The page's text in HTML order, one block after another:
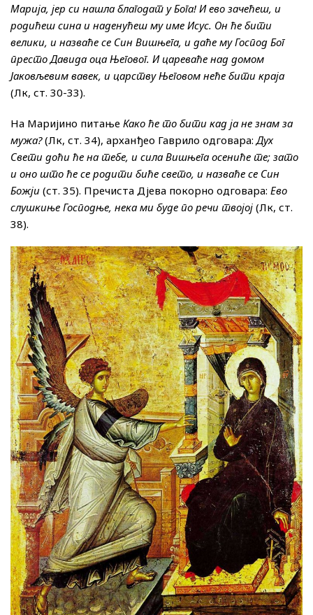
Марија, јер си нашла благодат у Бога! И ево зачећеш, и
родићеш сина и наденућеш му име Исус. Он ће бити
велики, и назваће се Син Вишњега, и даће му Господ Бог
престо Давида оца Његовог. И цареваће над домом
Јаковљевим вавек, и царству Његовом неће бити краја
(Лк, ст. 30-33).
На Маријино питање Како ће то бити кад ја не знам за
мужа?(Лк, ст. 34), арханђео Гаврило одговара:Дух
Свети доћи ће на тебе, и сила Вишњега осениће те; зато
и оно што ће се родити биће свето, и назваће се Син
Божји (ст. 35). Пречиста Дјева покорно одговара: Ево
слушкиње Господње, нека ми буде по речи твојој (Лк, ст.
38).